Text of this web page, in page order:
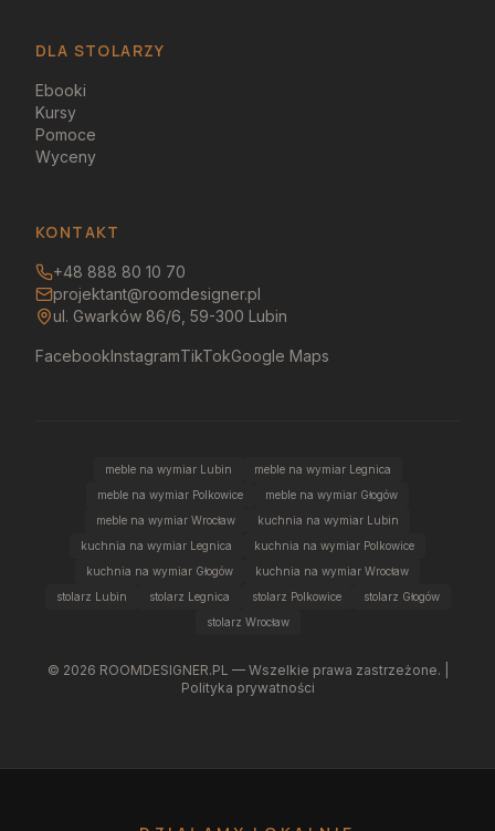
DLA STOLARZY
Ebooki
Kursy
Pomoce
Wyceny
KONTAKT
+48 888 80 10 70
projektant@roomdesigner.pl
ul. Gwarków 86/6, 59-300 Lubin
FacebookInstagramTikTokGoogle Maps
meble na wymiar Lubin
meble na wymiar Legnica
meble na wymiar Polkowice
meble na wymiar Głogów
meble na wymiar Wrocław
kuchnia na wymiar Lubin
kuchnia na wymiar Legnica
kuchnia na wymiar Polkowice
kuchnia na wymiar Głogów
kuchnia na wymiar Wrocław
stolarz Lubin
stolarz Legnica stolarz Polkowice
stolarz Głogów
stolarz Wrocław
© 2026 ROOMDESIGNER.PL — Wszelkie prawa zastrzeżone. |
Polityka prywatności